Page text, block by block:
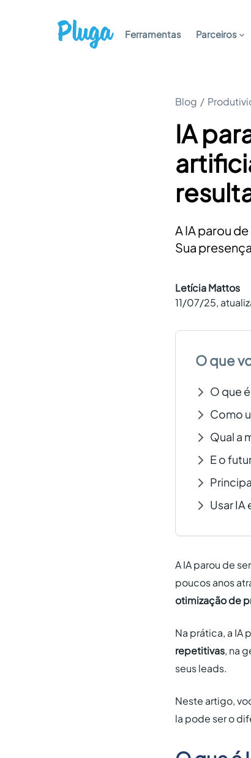
Ferramentas Parceiros
Blog /
IA
A IA parou
Sua
Letícia Mattos
11/07/25,
O que
O que
Como
Qual a
E o
Usar
A IA parou de
poucos anos
otimização de
Na prática, a IA
repetitivas, na
seus leads.
Neste artigo,
la pode ser o